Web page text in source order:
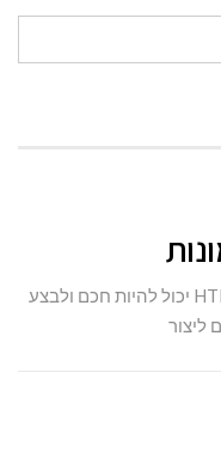
אתם הולכים להיות מופתעים עד כמה HTML יכול להיות חכם ולבצע
ליצור